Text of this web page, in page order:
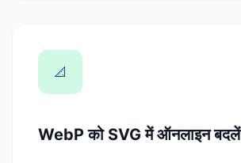
📐
WebP को SVG में ऑनलाइन बदलें